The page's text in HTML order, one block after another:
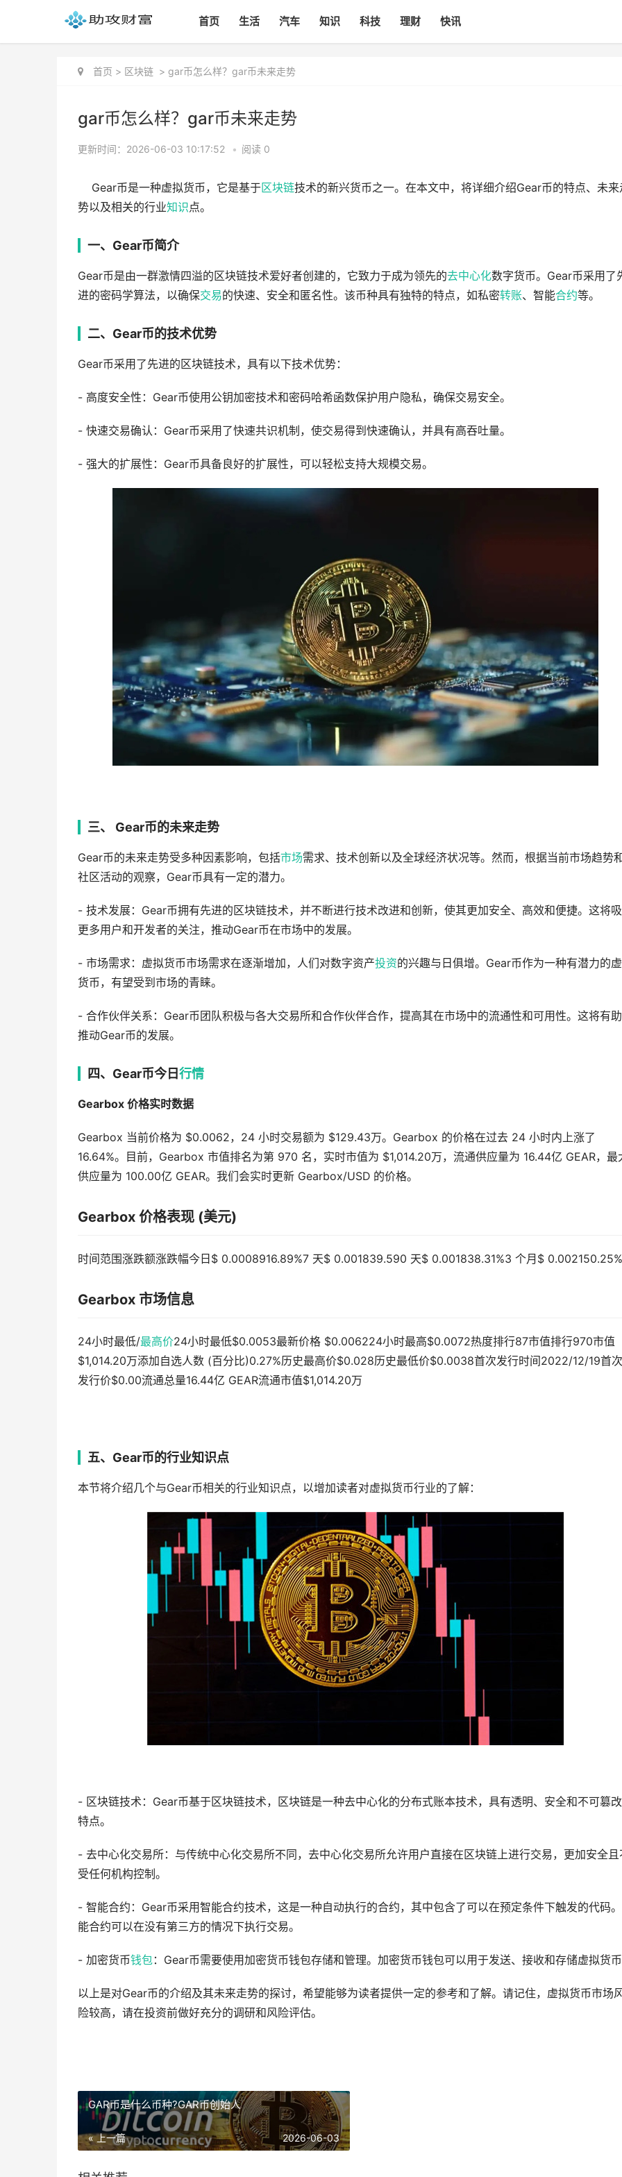
首页 生活 汽车 知识 科技 理财 快讯
首页 > 区块链 > gar币怎么样？gar币未来走势
gar币怎么样？gar币未来走势
更新时间：2026-06-03 10:17:52 • 阅读 0
Gear币是一种虚拟货币，它是基于区块链技术的新兴货币之一。在本文中，将详细介绍Gear币的特点、未来
势以及相关的行业知识点。
一、Gear币简介
Gear币是由一群激情四溢的区块链技术爱好者创建的，它致力于成为领先的去中心化数字货币。Gear币采用了
进的密码学算法，以确保交易的快速、安全和匿名性。该币种具有独特的特点，如私密转账、智能合约等。
二、Gear币的技术优势
Gear币采用了先进的区块链技术，具有以下技术优势：
- 高度安全性：Gear币使用公钥加密技术和密码哈希函数保护用户隐私，确保交易安全。
- 快速交易确认：Gear币采用了快速共识机制，使交易得到快速确认，并具有高吞吐量。
- 强大的扩展性：Gear币具备良好的扩展性，可以轻松支持大规模交易。
三、 Gear币的未来走势
Gear币的未来走势受多种因素影响，包括市场需求、技术创新以及全球经济状况等。然而，根据当前市场趋势
社区活动的观察，Gear币具有一定的潜力。
- 技术发展：Gear币拥有先进的区块链技术，并不断进行技术改进和创新，使其更加安全、高效和便捷。这将
更多用户和开发者的关注，推动Gear币在市场中的发展。
- 市场需求：虚拟货币市场需求在逐渐增加，人们对数字资产投资的兴趣与日俱增。Gear币作为一种有潜力的
货币，有望受到市场的青睐。
- 合作伙伴关系：Gear币团队积极与各大交易所和合作伙伴合作，提高其在市场中的流通性和可用性。这将有
推动Gear币的发展。
四、Gear币今日行情
Gearbox 价格实时数据
Gearbox 当前价格为 $0.0062，24 小时交易额为 $129.43万。Gearbox 的价格在过去 24 小时内上涨了
16.64%。目前，Gearbox 市值排名为第 970 名，实时市值为 $1,014.20万，流通供应量为 16.44亿 GEAR，最
供应量为 100.00亿 GEAR。我们会实时更新 Gearbox/USD 的价格。
Gearbox 价格表现 (美元)
时间范围涨跌额涨跌幅今日$ 0.0008916.89%7 天$ 0.001839.590 天$ 0.001838.31%3 个月$ 0.002150.25%
Gearbox 市场信息
24小时最低/最高价24小时最低$0.0053最新价格 $0.006224小时最高$0.0072热度排行87市值排行970市值
$1,014.20万添加自选人数 (百分比)0.27%历史最高价$0.028历史最低价$0.0038首次发行时间2022/12/19首次
发行价$0.00流通总量16.44亿 GEAR流通市值$1,014.20万
五、Gear币的行业知识点
本节将介绍几个与Gear币相关的行业知识点，以增加读者对虚拟货币行业的了解：
- 区块链技术：Gear币基于区块链技术，区块链是一种去中心化的分布式账本技术，具有透明、安全和不可篡
特点。
- 去中心化交易所：与传统中心化交易所不同，去中心化交易所允许用户直接在区块链上进行交易，更加安全且
受任何机构控制。
- 智能合约：Gear币采用智能合约技术，这是一种自动执行的合约，其中包含了可以在预定条件下触发的代码
能合约可以在没有第三方的情况下执行交易。
- 加密货币钱包：Gear币需要使用加密货币钱包存储和管理。加密货币钱包可以用于发送、接收和存储虚拟货
以上是对Gear币的介绍及其未来走势的探讨，希望能够为读者提供一定的参考和了解。请记住，虚拟货币市场
险较高，请在投资前做好充分的调研和风险评估。
GAR币是什么币种?GAR币创始人
« 上一篇 2026-06-03